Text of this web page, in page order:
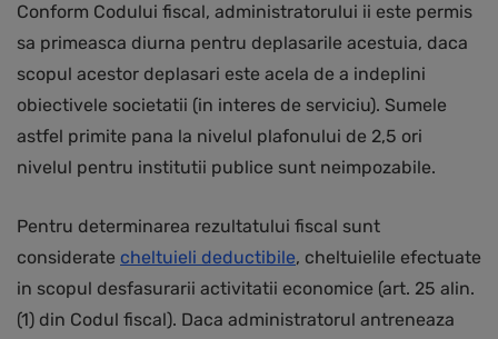
Conform Codului fiscal, administratorului ii este permis
sa primeasca diurna pentru deplasarile acestuia, daca
scopul acestor deplasari este acela de a indeplini
obiectivele societatii (in interes de serviciu). Sumele
astfel primite pana la nivelul plafonului de 2,5 ori
nivelul pentru institutii publice sunt neimpozabile.
Pentru determinarea rezultatului fiscal sunt
considerate cheltuieli deductibile, cheltuielile efectuate
in scopul desfasurarii activitatii economice (art. 25 alin.
(1) din Codul fiscal). Daca administratorul antreneaza